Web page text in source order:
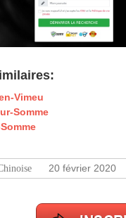
Vimeu
Somme
20 février 2020